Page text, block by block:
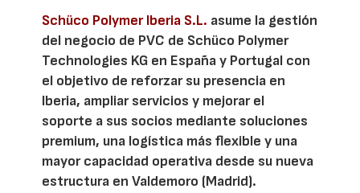
Schüco Polymer Iberia S.L. asume la gestión
del negocio de PVC de Schüco Polymer
Technologies KG en España y Portugal con
el objetivo de reforzar su presencia en
Iberia, ampliar servicios y mejorar el
soporte a sus socios mediante soluciones
premium, una logística más flexible y una
mayor capacidad operativa desde su nueva
estructura en Valdemoro (Madrid).